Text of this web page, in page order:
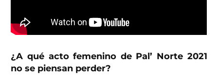
¿A qué acto femenino de Pal’ Norte 2021
no se piensan perder?